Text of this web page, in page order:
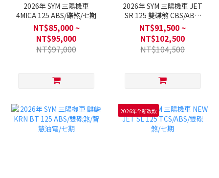
2026年 SYM 三陽機車
4MICA 125 ABS/碟煞/七期
NT$85,000 ~
NT$95,000
NT$97,000
2026年 SYM 三陽機車 JET
SR 125 雙碟煞 CBS/ABS/
碟煞/七期
NT$91,500 ~
NT$102,500
NT$104,500
2026年全新改款